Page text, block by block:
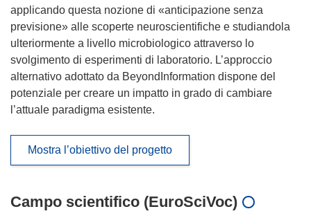
applicando questa nozione di «anticipazione senza
previsione» alle scoperte neuroscientifiche e studiandola
ulteriormente a livello microbiologico attraverso lo
svolgimento di esperimenti di laboratorio. L’approccio
alternativo adottato da BeyondInformation dispone del
potenziale per creare un impatto in grado di cambiare
l’attuale paradigma esistente.
Mostra l’obiettivo del progetto
Campo scientifico (EuroSciVoc)